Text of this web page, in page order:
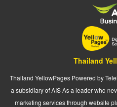
Thailand
Thailand YellowPages Powered by
a subsidiary of AIS As a leader who
marketing services through website